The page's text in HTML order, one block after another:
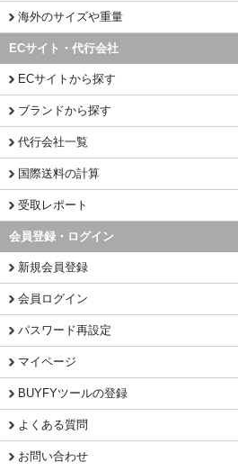
海外のサイズや重量
ECサイト・代行会社
ECサイトから探す
ブランドから探す
代行会社一覧
国際送料の計算
受取レポート
会員登録・ログイン
新規会員登録
会員ログイン
パスワード再設定
マイページ
BUYFYツールの登録
よくある質問
お問い合わせ